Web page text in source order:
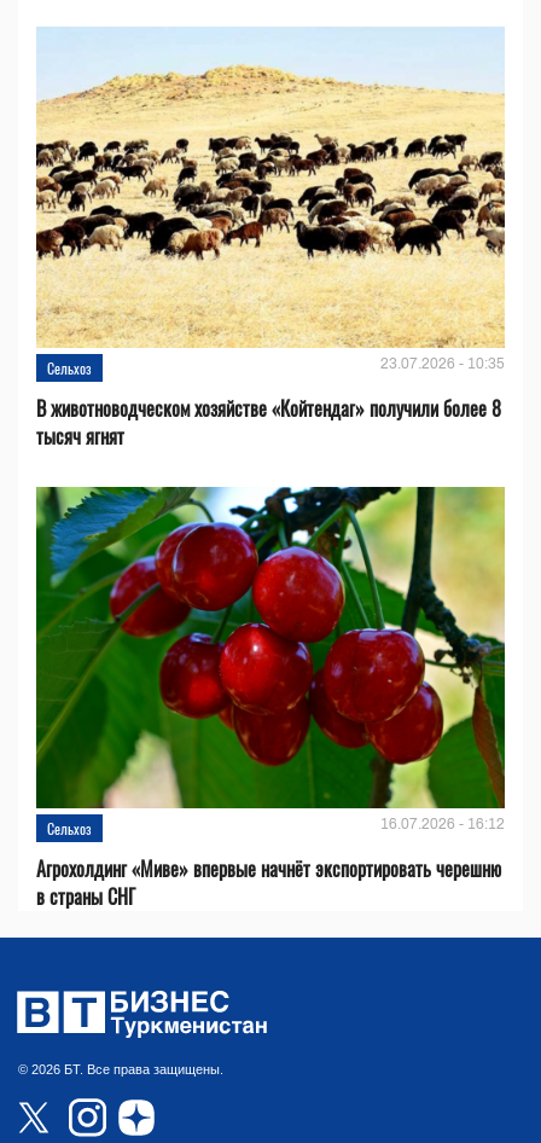
Сельхоз 23.07.2026 - 10:35
В животноводческом хозяйстве «Койтендаг» получили более 8
тысяч ягнят
Сельхоз 16.07.2026 - 16:12
Агрохолдинг «Миве» впервые начнёт экспортировать черешню
в страны СНГ
© 2026 БТ. Все права защищены.